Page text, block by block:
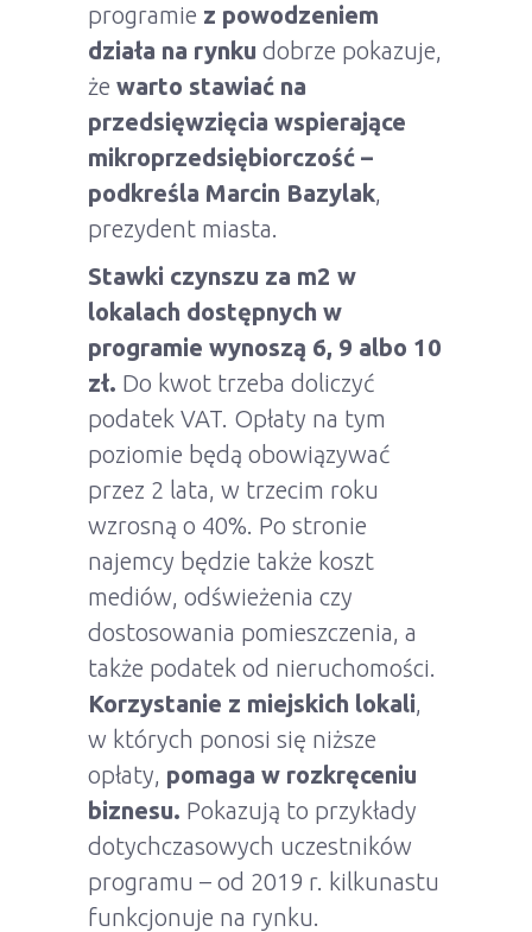
programie z powodzeniem
działa na rynku dobrze pokazuje,
że warto stawiać na
przedsięwzięcia wspierające
mikroprzedsiębiorczość –
podkreśla Marcin Bazylak,
prezydent miasta.
Stawki czynszu za m2 w
lokalach dostępnych w
programie wynoszą 6, 9 albo 10
zł. Do kwot trzeba doliczyć
podatek VAT. Opłaty na tym
poziomie będą obowiązywać
przez 2 lata, w trzecim roku
wzrosną o 40%. Po stronie
najemcy będzie także koszt
mediów, odświeżenia czy
dostosowania pomieszczenia, a
także podatek od nieruchomości.
Korzystanie z miejskich lokali,
w których ponosi się niższe
opłaty, pomaga w rozkręceniu
biznesu. Pokazują to przykłady
dotychczasowych uczestników
programu – od 2019 r. kilkunastu
funkcjonuje na rynku.